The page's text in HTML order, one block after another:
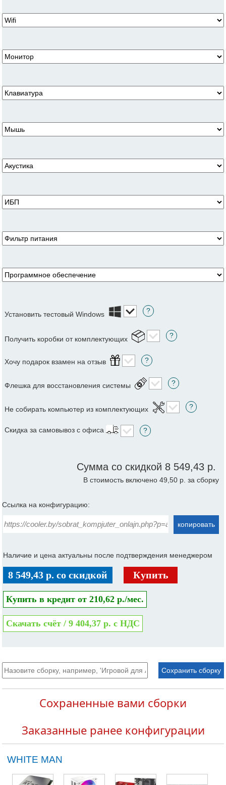
Установить тестовый Windows ?
Получить коробки от комплектующих ?
Хочу подарок взамен на отзыв ?
Флешка для восстановления системы ?
Не собирать компьютер из комплектующих ?
Скидка за самовывоз с офиса ?
Сумма со скидкой 8 549,43 р.
В стоимость включено 49,50 р. за сборку
Ссылка на конфигурацию:
копировать
Наличие и цена актуальны после подтверждения менеджером
8 549,43 р. со скидкой Купить
Купить в кредит от 210,62 р./мес.
Скачать счёт / 9 404,37 р. с НДС
Сохранить сборку
Сохраненные вами сборки
Заказанные ранее конфигурации
WHITE MAN